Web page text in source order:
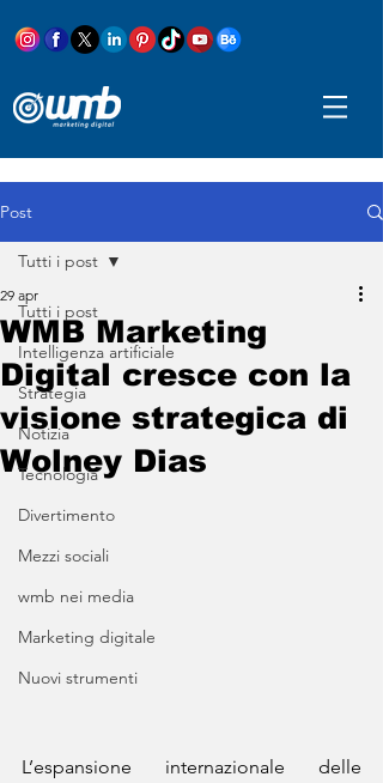
Post
Tutti i post
Intelligenza artificiale
Strategia
Notizia
Tecnologia
Divertimento
Mezzi sociali
wmb nei media
Marketing digitale
Nuovi strumenti
Tutti i post
WMB Marketing
Digital cresce con la
visione strategica di
Wolney Dias
29 apr
L’espansione internazionale delle